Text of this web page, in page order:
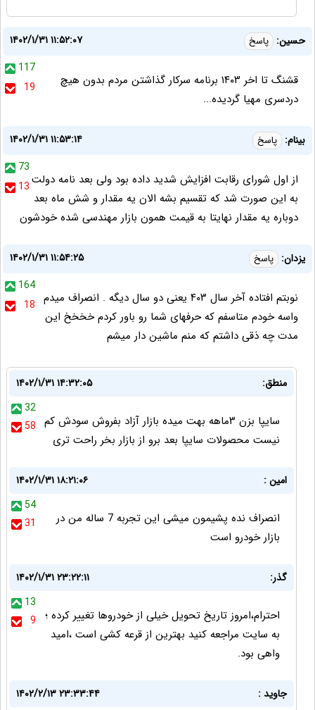
حسین: پاسخ
۱۴۰۲/۱/۳۱ ۱۱:۵۲:۰۷
117
19
قشنگ تا اخر ۱۴۰۳ برنامه سرکار گذاشتن مردم بدون هیچ
دردسری مهیا گردیده...
بینام: پاسخ
۱۴۰۲/۱/۳۱ ۱۱:۵۳:۱۴
73
13از اول شورای رقابت افزایش شدید داده بود ولی بعد نامه دولت
به این صورت شد که تقسیم بشه الان یه مقدار و شش ماه بعد
دوباره یه مقدار نهایتا به قیمت همون بازار مهندسی شده خودشون
یزدان: پاسخ
۱۴۰۲/۱/۳۱ ۱۱:۵۴:۲۵
164
18 نوبتم افتاده آخر سال ۴۰۳ یعنی دو سال دیگه . انصراف میدم
واسه خودم متاسفم که حرفهای شما رو باور کردم خخخخ این
مدت چه ذقی داشتم که منم ماشین دار میشم
منطق:
۱۴۰۲/۱/۳۱ ۱۴:۳۲:۰۵
32
58 سایپا بزن ۳ماهه بهت میده بازار آزاد بفروش سودش کم
نیست محصولات سایپا بعد برو از بازار بخر راحت تری
امین :
۱۴۰۲/۱/۳۱ ۱۸:۲۱:۰۶
54
31
انصراف نده پشیمون میشی این تجربه 7 ساله من در
بازار خودرو است
گذر:
۱۴۰۲/۱/۳۱ ۲۳:۲۲:۱۱
13
9
احترام،امروز تاریخ تحویل خیلی از خودروها تغییر کرده ؛
به سایت مراجعه کنید بهترین از قرعه کشی است ،امید
واهی بود.
جاوید :
۱۴۰۲/۲/۱۳ ۲۳:۳۳:۴۴